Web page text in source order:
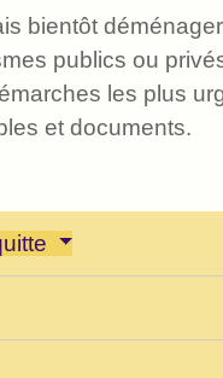
bientôt
publics ou
les plus
et documents.